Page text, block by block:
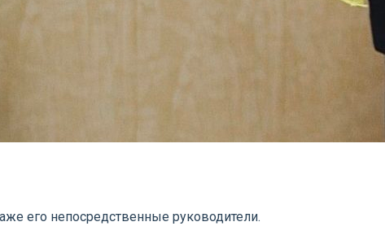
его непосредственные руководители.